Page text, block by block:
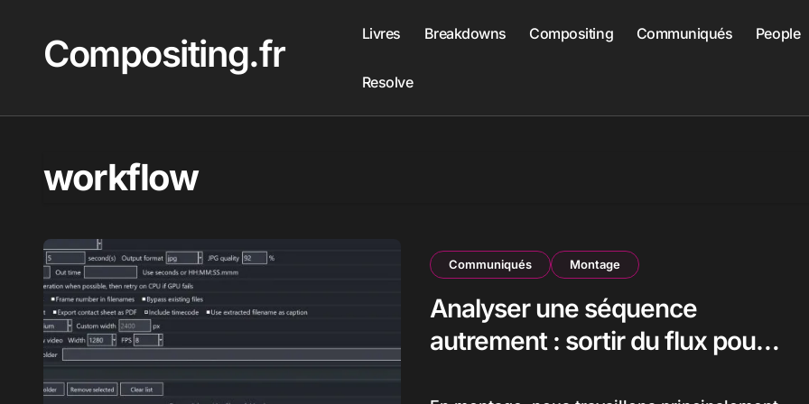
contenuCompositing.fr Livres Breakdowns Compositing Communiqués People
Resolve
workflow
Communiqués Montage
Analyser une séquence
autrement : sortir du flux pour